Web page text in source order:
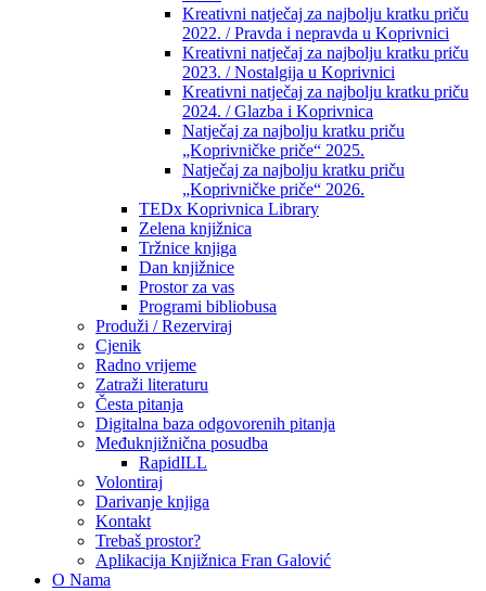
Kreativni natječaj za najbolju kratku priču
2022. / Pravda i nepravda u Koprivnici
Kreativni natječaj za najbolju kratku priču
2023. / Nostalgija u Koprivnici
Kreativni natječaj za najbolju kratku priču
2024. / Glazba i Koprivnica
Natječaj za najbolju kratku priču
„Koprivničke priče“ 2025.
Natječaj za najbolju kratku priču
„Koprivničke priče“ 2026.
TEDx Koprivnica Library
Zelena knjižnica
Tržnice knjiga
Dan knjižnice
Prostor za vas
Programi bibliobusa
Produži / Rezerviraj
Cjenik
Radno vrijeme
Zatraži literaturu
Česta pitanja
Digitalna baza odgovorenih pitanja
Međuknjižnična posudba
RapidILL
Volontiraj
Darivanje knjiga
Kontakt
Trebaš prostor?
Aplikacija Knjižnica Fran Galović
O Nama